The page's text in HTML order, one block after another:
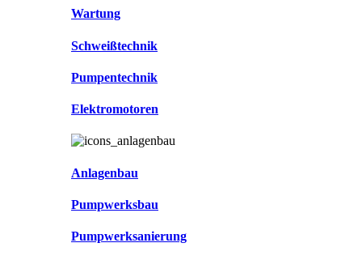
Wartung
Schweißtechnik
Pumpentechnik
Elektromotoren
Anlagenbau
Pumpwerksbau
Pumpwerksanierung